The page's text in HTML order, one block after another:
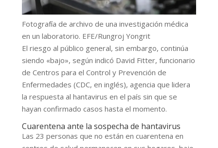
Fotografía de archivo de una investigación médica
en un laboratorio. EFE/Rungroj Yongrit
El riesgo al público general, sin embargo, continúa
siendo «bajo», según indicó David Fitter, funcionario
de Centros para el Control y Prevención de
Enfermedades (CDC, en inglés), agencia que lidera
la respuesta al hantavirus en el país sin que se
hayan confirmado casos hasta el momento.
Cuarentena ante la sospecha de hantavirus
Las 23 personas que no están en cuarentena en